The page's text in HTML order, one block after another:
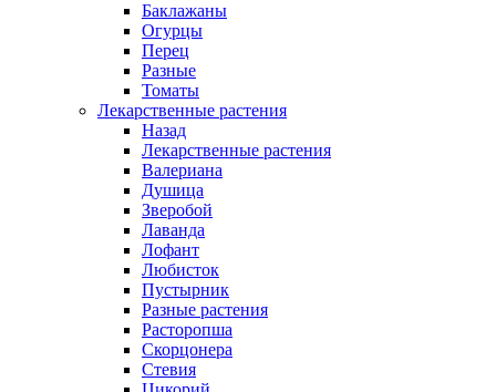
Баклажаны
Огурцы
Перец
Разные
Томаты
Лекарственные растения
Назад
Лекарственные растения
Валериана
Душица
Зверобой
Лаванда
Лофант
Любисток
Пустырник
Разные растения
Расторопша
Скорцонера
Стевия